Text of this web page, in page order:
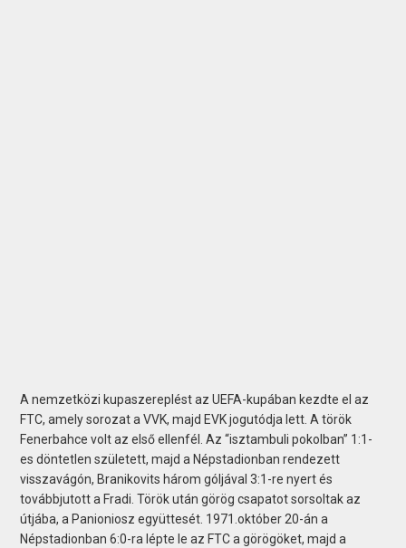
A nemzetközi kupaszereplést az UEFA-kupában kezdte el az
FTC, amely sorozat a VVK, majd EVK jogutódja lett. A török
Fenerbahce volt az első ellenfél. Az “isztambuli pokolban” 1:1-
es döntetlen született, majd a Népstadionban rendezett
visszavágón, Branikovits három góljával 3:1-re nyert és
továbbjutott a Fradi. Török után görög csapatot sorsoltak az
útjába, a Panioniosz együttesét. 1971.október 20-án a
Népstadionban 6:0-ra lépte le az FTC a görögöket, majd a